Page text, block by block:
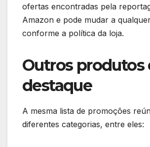
ofertas encontradas pela
Amazon e pode mudar a
conforme a política da loja.
Outros produtos
destaque
A mesma lista de promoções
diferentes categorias, entre eles: